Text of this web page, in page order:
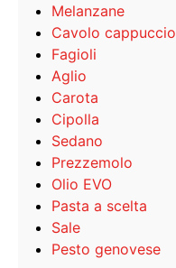
Melanzane
Cavolo cappuccio
Fagioli
Aglio
Carota
Cipolla
Sedano
Prezzemolo
Olio EVO
Pasta a scelta
Sale
Pesto genovese